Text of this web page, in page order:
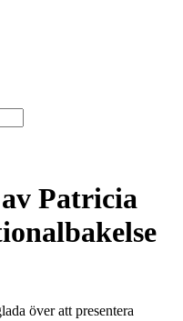
Patricia
över att presentera